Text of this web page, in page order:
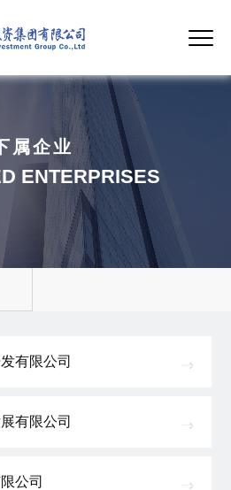
属企业
ENTERPRISES
有限公司
有限公司
公司